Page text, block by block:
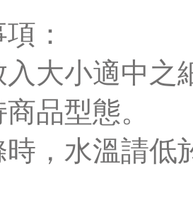
：
入大小適中之
品型態。
時，水溫請低